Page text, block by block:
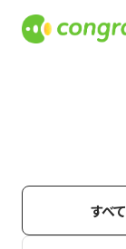
すべて